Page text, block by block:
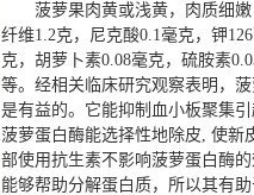
菠萝果肉黄或浅黄，肉质细嫩
纤维1.2克，尼克酸0.1毫克，钾
克，胡萝卜素0.08毫克，硫胺素
等。经相关临床研究观察表明，
是有益的。它能抑制血小板聚集
菠萝蛋白酶能选择性地除皮, 使新
部使用抗生素不影响菠萝蛋白酶
能够帮助分解蛋白质，所以其有